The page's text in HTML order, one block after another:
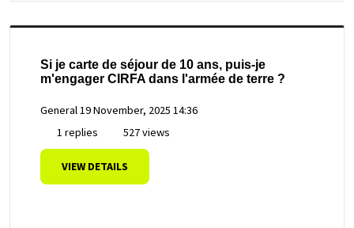
Si je carte de séjour de 10 ans, puis-je
m'engager CIRFA dans l'armée de terre ?
General19 November, 2025 14:36
1 replies
527 views
VIEW DETAILS